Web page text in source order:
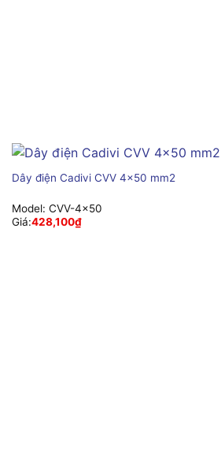
Dây điện Cadivi CVV 4×50 mm2
Model: CVV-4×50
Giá:428,100₫